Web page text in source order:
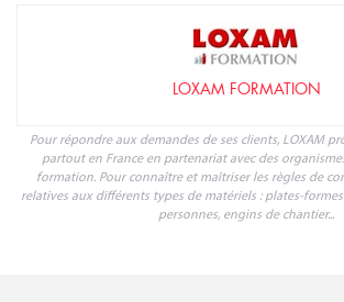
LOXAM FORMATION
Pour répondre aux demandes de ses clients, LOXAM
partout en France en partenariat avec des
formation. Pour connaître et maîtriser les règles de
relatives aux différents types de matériels : plates-
personnes, engins de chantier...